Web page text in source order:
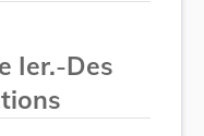
Ier.-Des